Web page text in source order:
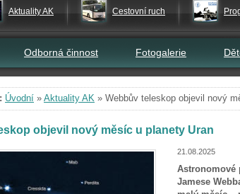
Aktuality AK Cestovní ruch
Odborná činnost Fotogalerie
Úvodní » Aktuality AK » Webbův teleskop objevil nový
objevil nový měsíc u planety Uran
21.08.2025
Astronomové
Jamese